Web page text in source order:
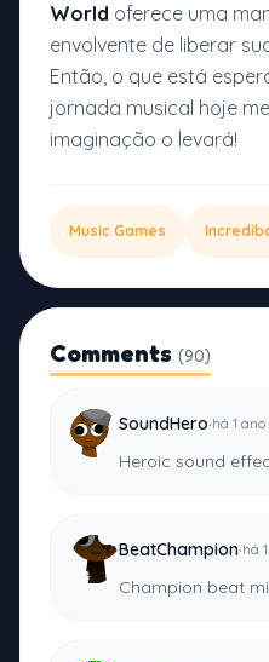
World oferece uma
envolvente de liberar
Então, o que está
jornada musical hoje
imaginação o levará!
Music Games
Comments (90)
SoundHero·há 1 ano
Heroic sound
BeatChampion·há
Champion beat